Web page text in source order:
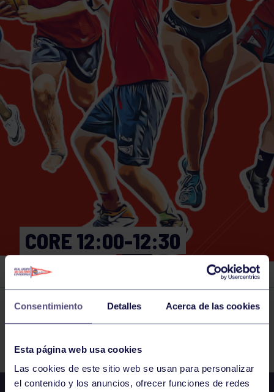
Consentimiento Detalles Acerca de las cookies
Esta página web usa cookies
Las cookies de este sitio web se usan para personalizar
el contenido y los anuncios, ofrecer funciones de redes
CORE 12:00-12:30
GIMNASIO